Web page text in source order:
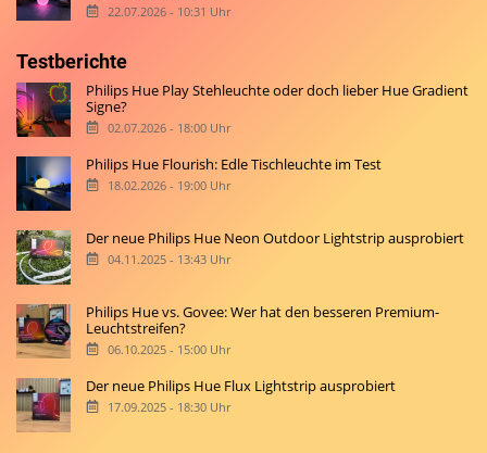
22.07.2026 - 10:31 Uhr
Testberichte
Philips Hue Play Stehleuchte oder doch lieber Hue Gradient
Signe?
02.07.2026 - 18:00 Uhr
Philips Hue Flourish: Edle Tischleuchte im Test
18.02.2026 - 19:00 Uhr
Der neue Philips Hue Neon Outdoor Lightstrip ausprobiert
04.11.2025 - 13:43 Uhr
Philips Hue vs. Govee: Wer hat den besseren Premium-
Leuchtstreifen?
06.10.2025 - 15:00 Uhr
Der neue Philips Hue Flux Lightstrip ausprobiert
17.09.2025 - 18:30 Uhr